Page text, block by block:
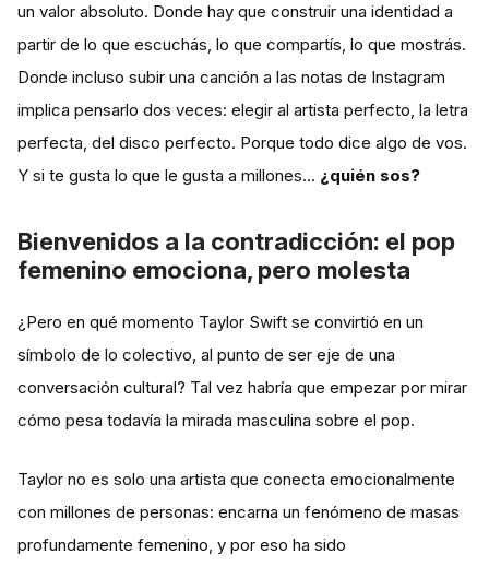
un valor absoluto. Donde hay que construir una identidad a
partir de lo que escuchás, lo que compartís, lo que mostrás.
Donde incluso subir una canción a las notas de Instagram
implica pensarlo dos veces: elegir al artista perfecto, la letra
perfecta, del disco perfecto. Porque todo dice algo de vos.
Y si te gusta lo que le gusta a millones… ¿quién sos?
Bienvenidos a la contradicción: el pop
femenino emociona, pero molesta
¿Pero en qué momento Taylor Swift se convirtió en un
símbolo de lo colectivo, al punto de ser eje de una
conversación cultural? Tal vez habría que empezar por mirar
cómo pesa todavía la mirada masculina sobre el pop.
Taylor no es solo una artista que conecta emocionalmente
con millones de personas: encarna un fenómeno de masas
profundamente femenino, y por eso ha sido